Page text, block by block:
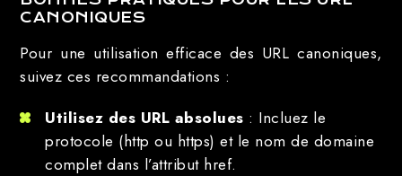
CANONIQUES
Pour une utilisation efficace des URL canoniques,
suivez ces recommandations :
Utilisez des URL absolues : Incluez le
protocole (http ou https) et le nom de domaine
complet dans l’attribut href.